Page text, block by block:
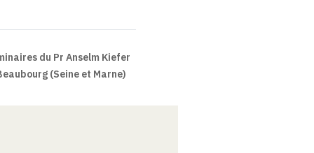
du Pr Anselm Kiefer
(Seine et Marne)